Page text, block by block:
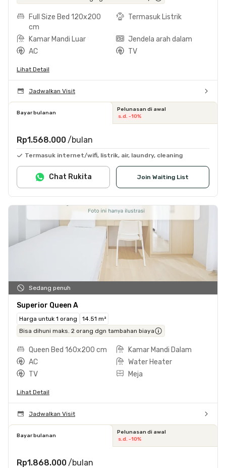
Full Size Bed 120x200
cm
Termasuk Listrik
Kamar Mandi Luar
Jendela arah dalam
AC
TV
Lihat Detail
Jadwalkan Visit
Bayar bulanan
Pelunasan di awal
s.d. -10%
Rp1.568.000 /bulan
Termasuk internet/wifi, listrik, air, laundry, cleaning
Join Waiting List
Chat Rukita
Sedang penuh
Superior Queen A
Harga untuk 1 orang
14.51 m²
Bisa dihuni maks. 2 orang dgn tambahan biaya
Queen Bed 160x200 cm
Kamar Mandi Dalam
AC
Water Heater
TV
Meja
Lihat Detail
Jadwalkan Visit
Bayar bulanan
Pelunasan di awal
s.d. -10%
Rp1.868.000 /bulan